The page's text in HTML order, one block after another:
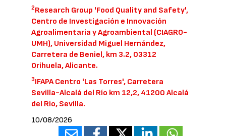
2Research Group 'Food Quality and Safety',
Centro de Investigación e Innovación
Agroalimentaria y Agroambiental (CIAGRO-
UMH), Universidad Miguel Hernández,
Carretera de Beniel, km 3.2, 03312
Orihuela, Alicante.
3IFAPA Centro 'Las Torres', Carretera
Sevilla-Alcalá del Río km 12,2, 41200 Alcalá
del Río, Sevilla.
10/08/2026